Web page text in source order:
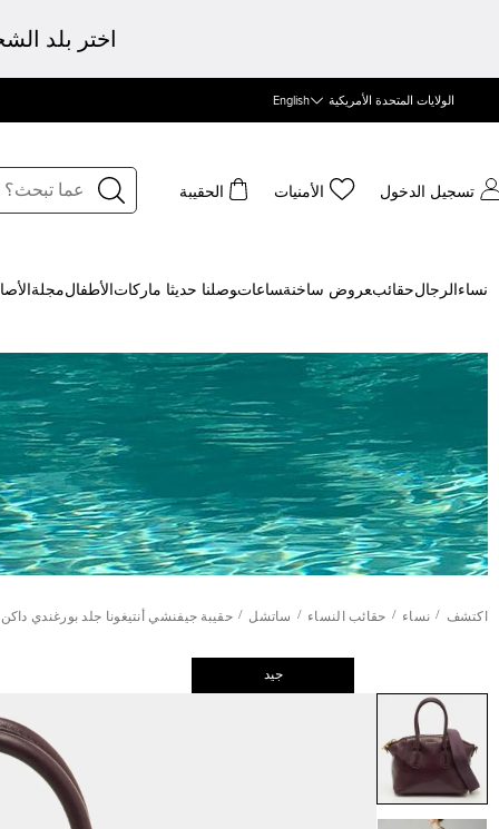
اختر بلد
الولايات المتحدة الأمريكية English
تسجيل الدخول الأمنيات الحقيبة
نساء الرجالحقائب‍عروض ساخنة‍ساعات‍وصلنا حديثا ‍ ماركات الأطفالمجلة
اكتشف / نساء / حقائب النساء / ساتشل / حقيبة جيفنشي أنتيغونا جلد بورغندي
جيد